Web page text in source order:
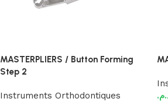
MASTERPLIERS / Button Forming
Step 2
Instruments Orthodontiques